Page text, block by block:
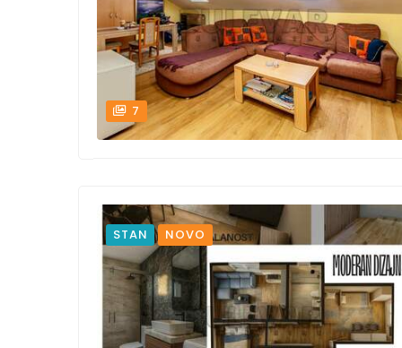
7
STAN NOVO